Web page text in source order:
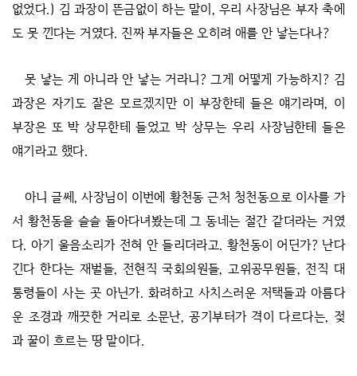
없었다.) 김 과장이 뜬금없이 하는 말이, 우리 사장님은 부자 축에
도 못 낀다는 거였다. 진짜 부자들은 오히려 애를 안 낳는다나?
못 낳는 게 아니라 안 낳는 거라니? 그게 어떻게 가능하지? 김
과장은 자기도 잘은 모르겠지만 이 부장한테 들은 얘기라며, 이
부장은 또 박 상무한테 들었고 박 상무는 우리 사장님한테 들은
얘기라고 했다.
아니 글쎄, 사장님이 이번에 황천동 근처 청천동으로 이사를 가
서 황천동을 슬슬 돌아다녀봤는데 그 동네는 절간 같더라는 거였
다. 아기 울음소리가 전혀 안 들리더라고. 황천동이 어딘가? 난다
긴다 한다는 재벌들, 전현직 국회의원들, 고위공무원들, 전직 대
통령들이 사는 곳 아닌가. 화려하고 사치스러운 저택들과 아름다
운 조경과 깨끗한 거리로 소문난, 공기부터가 격이 다르다는, 젖
과 꿀이 흐르는 땅 말이다.